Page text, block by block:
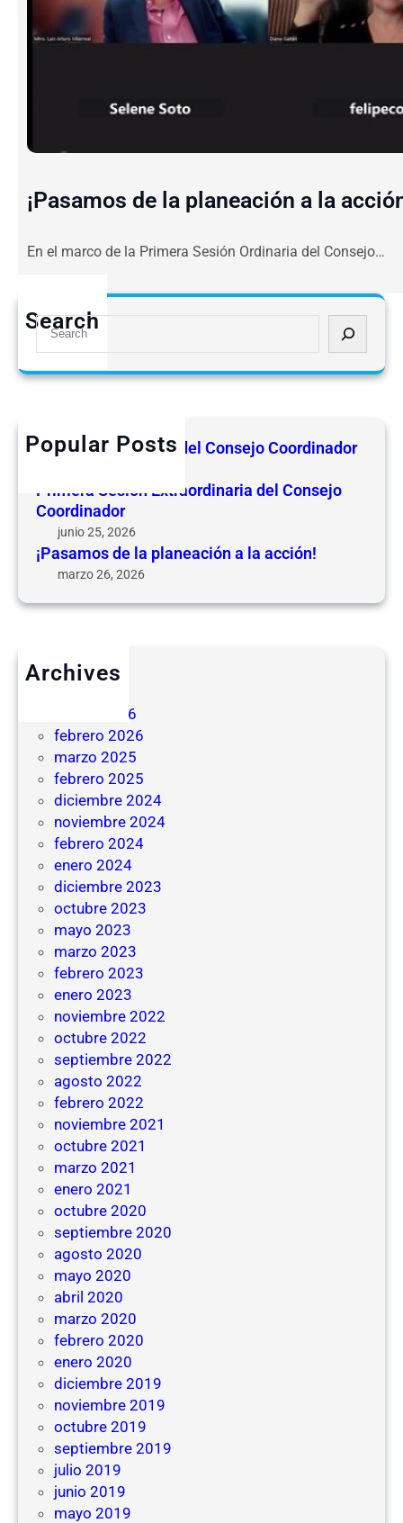
¡Pasamos de la planeación a la
En el marco de la Primera Sesión Ordinaria del Consejo…
Search
S
a
h
Popular Posts
2ª Sesión Ordinaria del Consejo Coordinador
Primera Sesión Extraordinaria del Consejo
Coordinador
junio 25, 2026
¡Pasamos de la planeación a la acción!
marzo 26, 2026
Archives
marzo 2026
febrero 2026
marzo 2025
febrero 2025
diciembre 2024
noviembre 2024
febrero 2024
enero 2024
diciembre 2023
octubre 2023
mayo 2023
marzo 2023
febrero 2023
enero 2023
noviembre 2022
octubre 2022
septiembre 2022
agosto 2022
febrero 2022
noviembre 2021
octubre 2021
marzo 2021
enero 2021
octubre 2020
septiembre 2020
agosto 2020
mayo 2020
abril 2020
marzo 2020
febrero 2020
enero 2020
diciembre 2019
noviembre 2019
octubre 2019
septiembre 2019
julio 2019
junio 2019
mayo 2019